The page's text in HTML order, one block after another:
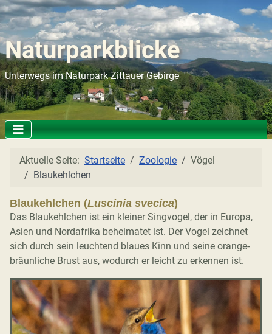
Naturparkblicke
Unterwegs im Naturpark Zittauer Gebirge
Aktuelle Seite: Startseite Zoologie
Vögel
Blaukehlchen
Blaukehlchen (Luscinia svecica)
Das Blaukehlchen ist ein kleiner Singvogel, der in Europa,
Asien und Nordafrika beheimatet ist. Der Vogel zeichnet
sich durch sein leuchtend blaues Kinn und seine orange-
bräunliche Brust aus, wodurch er leicht zu erkennen ist.